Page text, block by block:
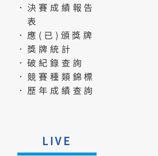
．決賽成績報告
表
．應(已)頒獎牌
．獎牌統計
．破紀錄查詢
．競賽種類錦標
．歷年成績查詢
LIVE